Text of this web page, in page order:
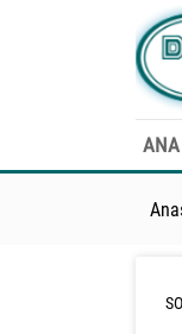
ANA